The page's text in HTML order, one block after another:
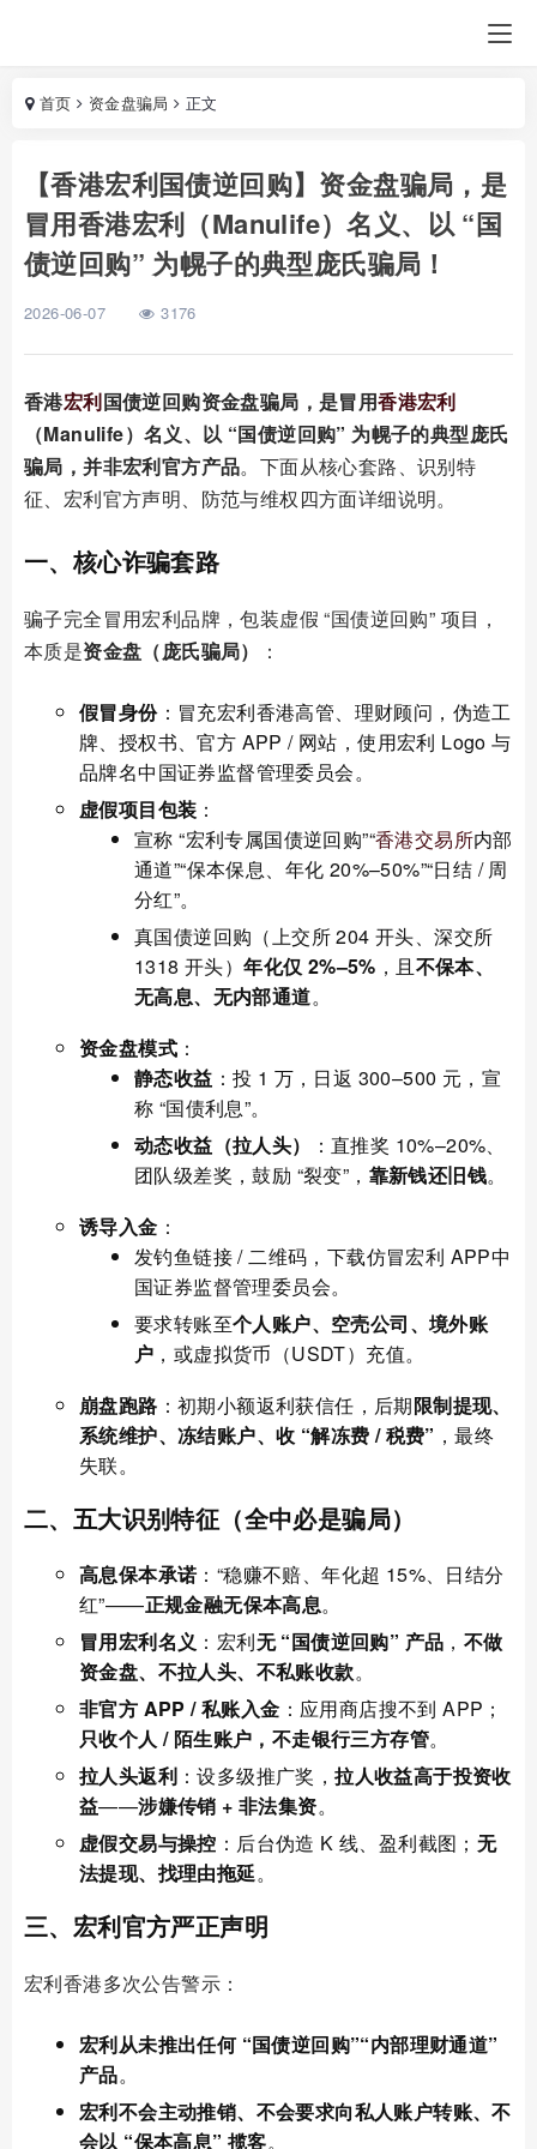
首页 资金盘骗局 正文
【香港宏利国债逆回购】资金盘骗局，是
冒用香港宏利（Manulife）名义、以 “国
债逆回购” 为幌子的典型庞氏骗局！
2026-06-07 3176
香港宏利国债逆回购资金盘骗局，是冒用香港宏利
（Manulife）名义、以 “国债逆回购” 为幌子的典型庞氏
骗局，并非宏利官方产品。下面从核心套路、识别特
征、宏利官方声明、防范与维权四方面详细说明。
一、核心诈骗套路
骗子完全冒用宏利品牌，包装虚假 “国债逆回购” 项目，
本质是资金盘（庞氏骗局） ：
假冒身份：冒充宏利香港高管、理财顾问，伪造工
牌、授权书、官方 APP / 网站，使用宏利 Logo 与
品牌名中国证券监督管理委员会。
虚假项目包装 ：
宣称 “宏利专属国债逆回购”“香港交易所内部
通道”“保本保息、年化 20%–50%”“日结 / 周
分红”。
真国债逆回购（上交所 204 开头、深交所
1318 开头）年化仅 2%–5% ，且不保本、
无高息、无内部通道。
资金盘模式 ：
静态收益 ：投 1 万，日返 300–500 元，宣
称 “国债利息”。
动态收益（拉人头）
：直推奖 10%–20%、
团队级差奖，鼓励 “裂变”， 靠新钱还旧钱。
诱导入金 ：
发钓鱼链接 / 二维码，下载仿冒宏利 APP中
国证券监督管理委员会。
要求转账至个人账户、空壳公司、境外账
户 ，或虚拟货币（USDT）充值。
崩盘跑路 ：初期小额返利获信任，后期限制提现、
系统维护、冻结账户、收 “解冻费 / 税费” ，最终
失联。
二、五大识别特征（全中必是骗局）
高息保本承诺：“稳赚不赔、年化超 15%、日结分
红”——正规金融无保本高息。
冒用宏利名义 ：宏利无 “国债逆回购” 产品 ， 不做
资金盘、不拉人头、不私账收款。
非官方 APP / 私账入金 ：应用商店搜不到 APP；
只收个人 / 陌生账户，不走银行三方存管。
拉人头返利 ：设多级推广奖，拉人收益高于投资收
益——涉嫌传销 + 非法集资。
虚假交易与操控 ：后台伪造 K 线、盈利截图； 无
法提现、找理由拖延。
三、宏利官方严正声明
宏利香港多次公告警示：
宏利从未推出任何 “国债逆回购”“内部理财通道”
产品。
宏利不会主动推销、不会要求向私人账户转账、不
会以 “保本高息” 揽客。